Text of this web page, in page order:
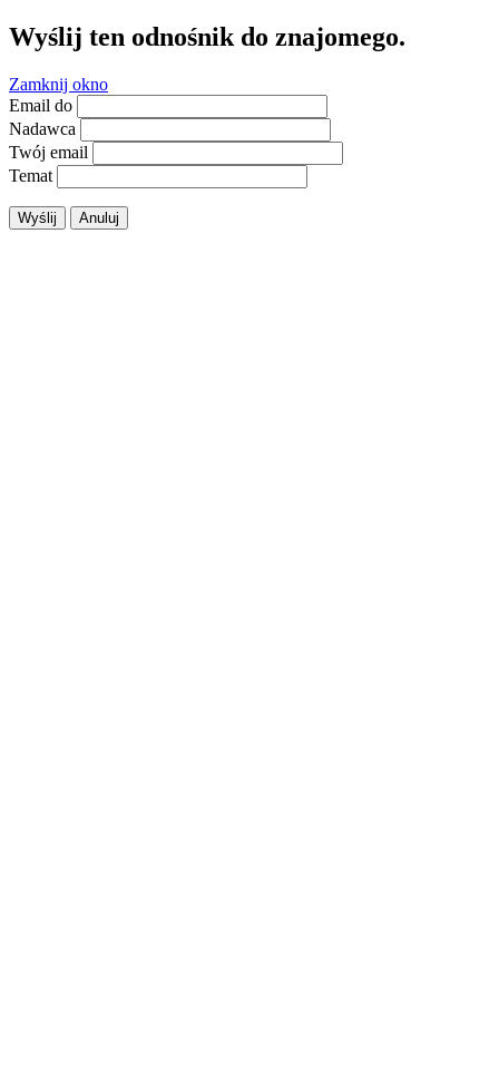
Wyślij ten odnośnik do znajomego.
Zamknij okno
Email do
Nadawca
Twój email
Temat
Wyślij Anuluj